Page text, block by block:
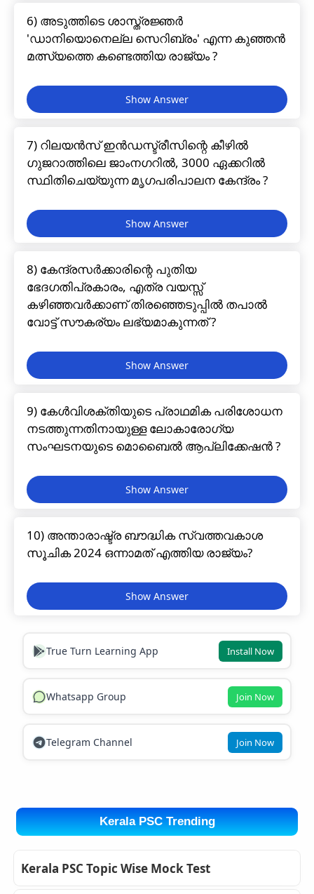
6) അടുത്തിടെ ശാസ്ത്രജ്ഞർ
'ഡാനിയൊനെല്ല സെറിബ്രം' എന്ന കുഞ്ഞൻ
മത്സ്യത്തെ കണ്ടെത്തിയ രാജ്യം ?
7) റിലയൻസ് ഇൻഡസ്ട്രീസിന്റെ കീഴിൽ
ഗുജറാത്തിലെ ജാംനഗറിൽ, 3000 ഏക്കറിൽ
സ്ഥിതിചെയ്യുന്ന മൃഗപരിപാലന കേന്ദ്രം ?
8) കേന്ദ്രസർക്കാരിന്റെ പുതിയ
ഭേദഗതിപ്രകാരം, എത്ര വയസ്സ്
കഴിഞ്ഞവർക്കാണ് തിരഞ്ഞെടുപ്പിൽ തപാൽ
വോട്ട് സൗകര്യം ലഭ്യമാകുന്നത് ?
9) കേൾവിശക്തിയുടെ പ്രാഥമിക പരിശോധന
നടത്തുന്നതിനായുള്ള ലോകാരോഗ്യ
സംഘടനയുടെ മൊബൈൽ ആപ്ലിക്കേഷൻ ?
10) അന്താരാഷ്ട്ര ബൗദ്ധിക സ്വത്തവകാശ
സൂചിക 2024 ഒന്നാമത് എത്തിയ രാജ്യം?
True Turn Learning App Install Now
Whatsapp Group Join Now
Telegram Channel Join Now
Kerala PSC Trending
Kerala PSC Topic Wise Mock Test